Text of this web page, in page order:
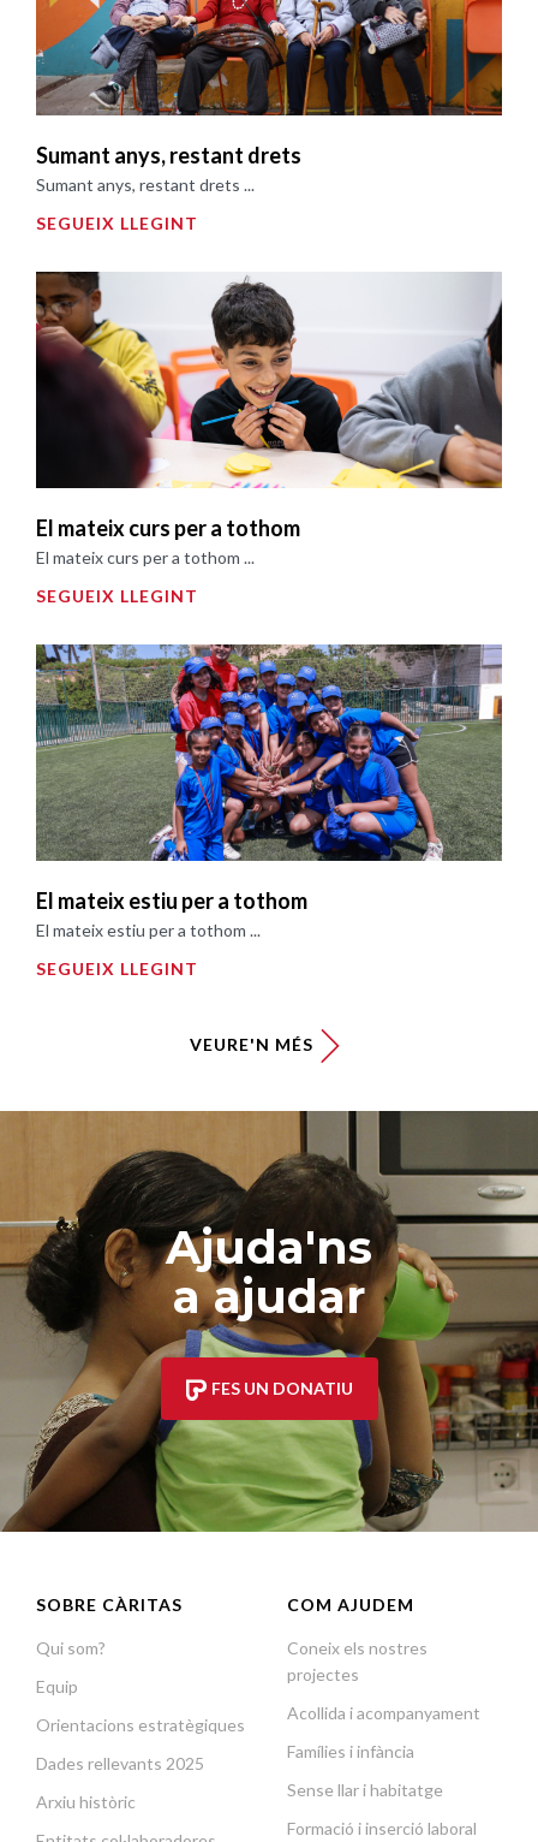
Sumant anys, restant drets
Sumant anys, restant drets ...
SEGUEIX LLEGINT
El mateix curs per a tothom
El mateix curs per a tothom ...
SEGUEIX LLEGINT
El mateix estiu per a tothom
El mateix estiu per a tothom ...
SEGUEIX LLEGINT
VEURE'N MÉS
Ajuda'ns
a ajudar
FES UN DONATIU
SOBRE CÀRITAS
Qui som?
Equip
Orientacions estratègiques
Dades rellevants 2025
Arxiu històric
COM AJUDEM
Coneix els nostres
projectes
Acollida i acompanyament
Famílies i infància
Sense llar i habitatge
Formació i inserció laboral